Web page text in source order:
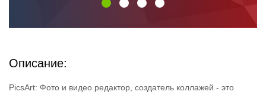
Описание:
PicsArt: Фото и видео редактор, создатель коллажей - это